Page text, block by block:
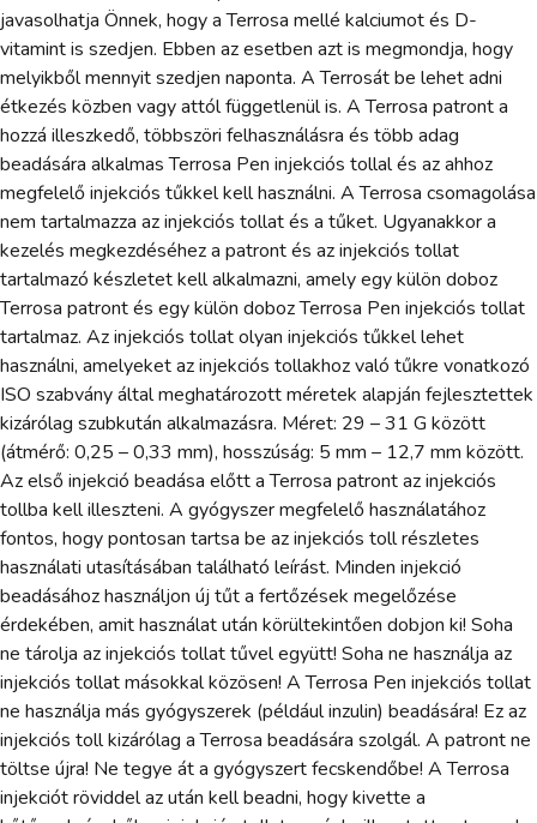
javasolhatja Önnek, hogy a Terrosa mellé kalciumot és D-
vitamint is szedjen. Ebben az esetben azt is megmondja, hogy
melyikből mennyit szedjen naponta. A Terrosát be lehet adni
étkezés közben vagy attól függetlenül is. A Terrosa patront a
hozzá illeszkedő, többszöri felhasználásra és több adag
beadására alkalmas Terrosa Pen injekciós tollal és az ahhoz
megfelelő injekciós tűkkel kell használni. A Terrosa csomagolása
nem tartalmazza az injekciós tollat és a tűket. Ugyanakkor a
kezelés megkezdéséhez a patront és az injekciós tollat
tartalmazó készletet kell alkalmazni, amely egy külön doboz
Terrosa patront és egy külön doboz Terrosa Pen injekciós tollat
tartalmaz. Az injekciós tollat olyan injekciós tűkkel lehet
használni, amelyeket az injekciós tollakhoz való tűkre vonatkozó
ISO szabvány által meghatározott méretek alapján fejlesztettek
kizárólag szubkután alkalmazásra. Méret: 29 – 31 G között
(átmérő: 0,25 – 0,33 mm), hosszúság: 5 mm – 12,7 mm között.
Az első injekció beadása előtt a Terrosa patront az injekciós
tollba kell illeszteni. A gyógyszer megfelelő használatához
fontos, hogy pontosan tartsa be az injekciós toll részletes
használati utasításában található leírást. Minden injekció
beadásához használjon új tűt a fertőzések megelőzése
érdekében, amit használat után körültekintően dobjon ki! Soha
ne tárolja az injekciós tollat tűvel együtt! Soha ne használja az
injekciós tollat másokkal közösen! A Terrosa Pen injekciós tollat
ne használja más gyógyszerek (például inzulin) beadására! Ez az
injekciós toll kizárólag a Terrosa beadására szolgál. A patront ne
töltse újra! Ne tegye át a gyógyszert fecskendőbe! A Terrosa
injekciót röviddel az után kell beadni, hogy kivette a